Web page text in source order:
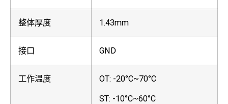
整体厚度 1.43mm
接口 GND
工作温度 OT: -20°C~70°C
ST: -10°C~60°C